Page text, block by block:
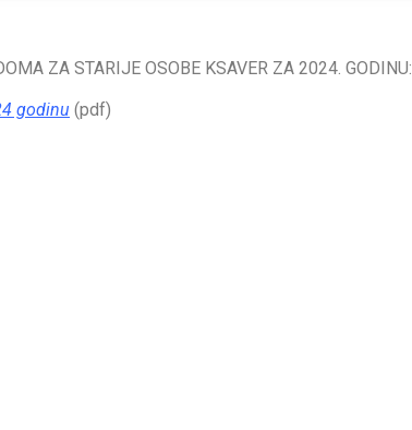
ZA STARIJE OSOBE KSAVER ZA 2024. GODINU:
godinu (pdf)